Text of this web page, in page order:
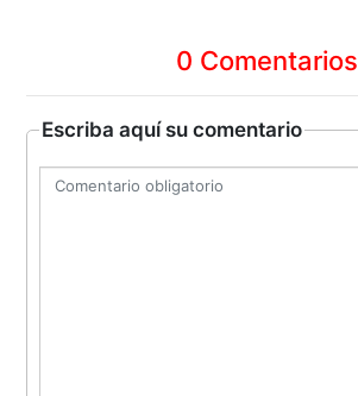
0 Comentarios
Escriba aquí su comentario